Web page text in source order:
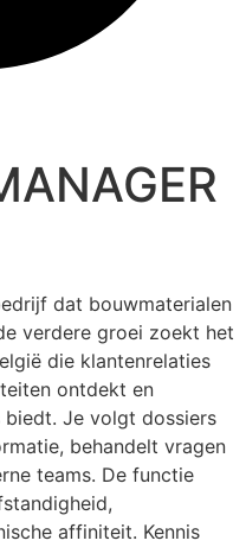
dat bouwmaterialen
verdere groei zoekt het
die klantenrelaties
ontdekt en
Je volgt dossiers
behandelt vragen
teams. De functie
affiniteit. Kennis